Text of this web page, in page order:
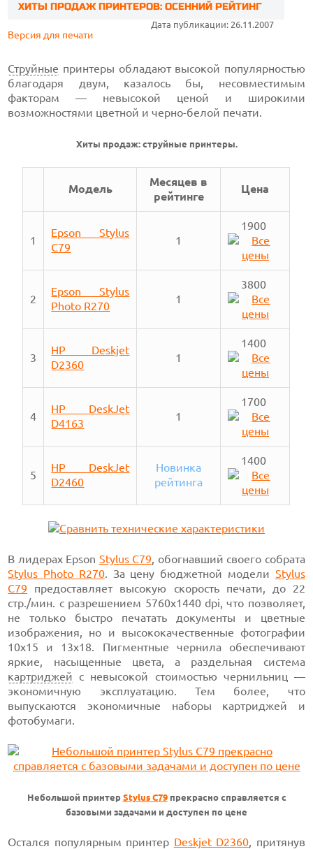
ХИТЫ ПРОДАЖ ПРИНТЕРОВ: ОСЕННИЙ РЕЙТИНГ
Дата публикации: 26.11.2007
Версия для печати
Струйные принтеры обладают высокой популярностью
благодаря двум, казалось бы, несовместимым
факторам — невысокой ценой и широкими
возможностями цветной и черно-белой печати.
Хиты продаж: струйные принтеры.
Модель
Месяцев в
рейтинге
Цена
1
Epson Stylus
C79
1
1900
2
Epson Stylus
Photo R270
1
3800
3
HP Deskjet
D2360
1
1400
4
HP DeskJet
D4163
1
1700
5
HP DeskJet
D2460
Новинка
рейтинга
1400
В лидерах Epson Stylus C79, обогнавший своего собрата
Stylus Photo R270. За цену бюджетной модели Stylus
C79 предоставляет высокую скорость печати, до 22
стр./мин. с разрешением 5760х1440 dpi, что позволяет,
не только быстро печатать документы и цветные
изображения, но и высококачественные фотографии
10х15 и 13х18. Пигментные чернила обеспечивают
яркие, насыщенные цвета, а раздельная система
картриджей с невысокой стоимостью чернильниц —
экономичную эксплуатацию. Тем более, что
выпускаются экономичные наборы картриджей и
фотобумаги.
Небольшой принтер Stylus C79прекрасно справляется с
базовыми задачами и доступен по цене
Остался популярным принтер Deskjet D2360, притянув